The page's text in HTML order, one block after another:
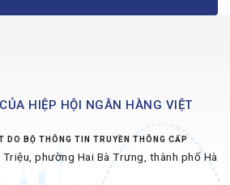
HIỆP HỘI NGÂN HÀNG VIỆT
BỘ THÔNG TIN TRUYỀN THÔNG CẤP
phường Hai Bà Trưng, thành phố Hà